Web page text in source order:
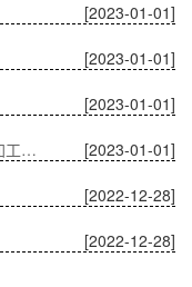
[2023-01-01]
[2023-01-01]
[2023-01-01]
[2023-01-01]
告诉你-金属精密医疗零件的cnc医疗零件加工有什么优势？
[2022-12-28]
[2022-12-28]